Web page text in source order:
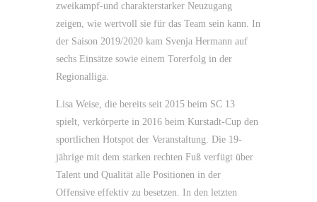
zweikampf-und charakterstarker Neuzugang
zeigen, wie wertvoll sie für das Team sein kann. In
der Saison 2019/2020 kam Svenja Hermann auf
sechs Einsätze sowie einem Torerfolg in der
Regionalliga.
Lisa Weise, die bereits seit 2015 beim SC 13
spielt, verkörperte in 2016 beim Kurstadt-Cup den
sportlichen Hotspot der Veranstaltung. Die 19-
jährige mit dem starken rechten Fuß verfügt über
Talent und Qualität alle Positionen in der
Offensive effektiv zu besetzen. In den letzten